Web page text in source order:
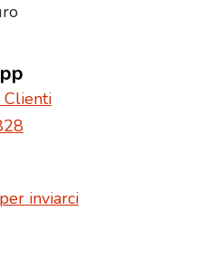
Clienti
inviarci